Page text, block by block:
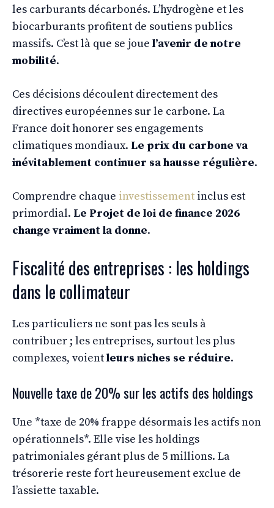
les carburants décarbonés. L’hydrogène et les
biocarburants profitent de soutiens publics
massifs. C’est là que se joue l’avenir de notre
mobilité.
Ces décisions découlent directement des
directives européennes sur le carbone. La
France doit honorer ses engagements
climatiques mondiaux. Le prix du carbone va
inévitablement continuer sa hausse régulière.
Comprendre chaque investissement inclus est
primordial. Le Projet de loi de finance 2026
change vraiment la donne.
Fiscalité des entreprises : les holdings
dans le collimateur
Les particuliers ne sont pas les seuls à
contribuer ; les entreprises, surtout les plus
complexes, voientleurs niches se réduire.
Nouvelle taxe de 20% sur les actifs des holdings
Une *taxe de 20% frappe désormais les actifs non
opérationnels*. Elle vise les holdings
patrimoniales gérant plus de 5 millions. La
trésorerie reste fort heureusement exclue de
l’assiette taxable.